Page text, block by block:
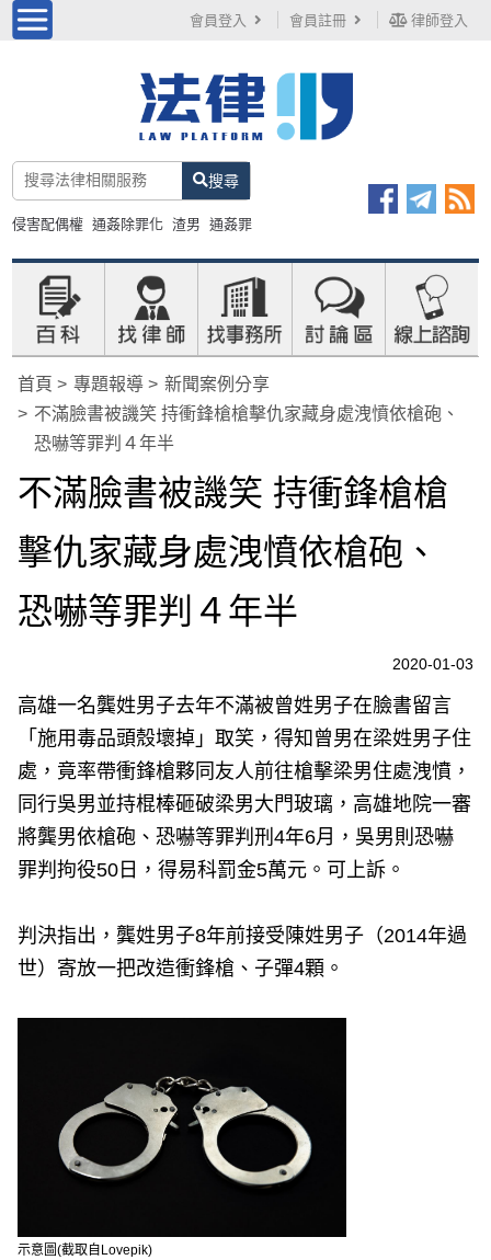
會員登入 會員註冊 律師登入
搜尋
侵害配偶權 通姦除罪化 渣男 通姦罪
首頁 專題報導
新聞案例分享
不滿臉書被譏笑 持衝鋒槍槍擊仇家藏身處洩憤依槍砲、
恐嚇等罪判４年半
不滿臉書被譏笑 持衝鋒槍槍
擊仇家藏身處洩憤依槍砲、
恐嚇等罪判４年半
2020-01-03
高雄一名龔姓男子去年不滿被曾姓男子在臉書留言
「施用毒品頭殼壞掉」取笑，得知曾男在梁姓男子住
處，竟率帶衝鋒槍夥同友人前往槍擊梁男住處洩憤，
同行吳男並持棍棒砸破梁男大門玻璃，高雄地院一審
將龔男依槍砲、恐嚇等罪判刑4年6月，吳男則恐嚇
罪判拘役50日，得易科罰金5萬元。可上訴。
判決指出，龔姓男子8年前接受陳姓男子（2014年過
世）寄放一把改造衝鋒槍、子彈4顆。
示意圖(截取自Lovepik)